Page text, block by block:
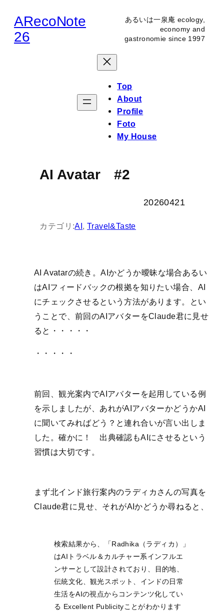
ARecoNote
26
あるいは一泉庵 ecology,
economy and
gastronomie since 1997
Top
About
Profile
Foto
My House
AI Avatar #2
20260421
カテゴリ:AI, Travel&Taste
AI Avatarの続き。AIかどうか曖昧な場合あるい
はAIフィードバックの根拠を知りたい場合、AI
にチェックさせるという方法があります。とい
うことで、前回のAIアバターをClaude君に見せ
ると・・・・・
・・・・・
前回、観光案内でAIアバターを起用している例
を示しましたが、あれがAIアバターかどうかAI
に聞いてみればどう？と連れ合いが言い出しま
した。確かに！ 出典確認もAIにさせるという
習慣は大切です。
まず北インド旅行案内のラディカさんの写真を
Claude君に見せ、それがAIかどうか尋ねると、
検索結果から、「Radhika（ラディカ）」
はAIトラベル＆カルチャー系インフルエ
ンサーとして設計されており、目的地、
伝統文化、観光スポット、インドの日常
生活をAIの視点からコンテンツ化してい
る Excellent Publicityことがわかります